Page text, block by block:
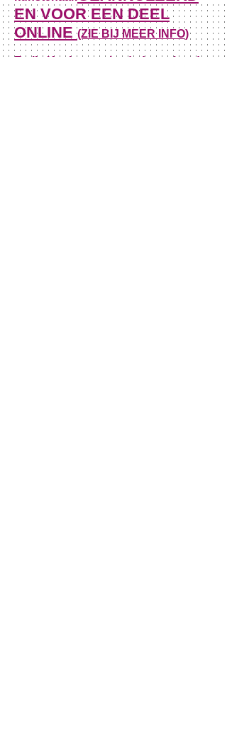
EN VOOR EEN DEEL
ONLINE(ZIE BIJ MEER INFO)
Emily Kocken ontleedt de ronkende